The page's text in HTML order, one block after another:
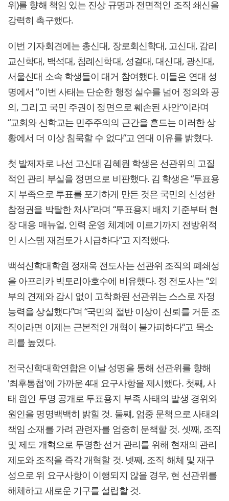
위)를 향해 책임 있는 진상 규명과 전면적인 조직 쇄신을
강력히 촉구했다.
이번 기자회견에는 총신대, 장로회신학대, 고신대, 감리
교신학대, 백석대, 침례신학대, 성결대, 대신대, 광신대,
서울신대 소속 학생들이 대거 참여했다. 이들은 연대 성
명에서 “이번 사태는 단순한 행정 실수를 넘어 정의와 공
의, 그리고 국민 주권이 정면으로 훼손된 사안”이라며
“교회와 신학교는 민주주의의 근간을 흔드는 이러한 상
황에서 더 이상 침묵할 수 없다”고 연대 이유를 밝혔다.
첫 발제자로 나선 고신대 김혜원 학생은 선관위의 고질
적인 관리 부실을 정면으로 비판했다. 김 학생은 “투표용
지 부족으로 투표를 포기하게 만든 것은 국민의 신성한
참정권을 박탈한 처사”라며 “투표용지 배치 기준부터 현
장 대응 매뉴얼, 인력 운영 체계에 이르기까지 전방위적
인 시스템 재검토가 시급하다”고 지적했다.
백석신학대학원 정재욱 전도사는 선관위 조직의 폐쇄성
을 아프리카 빅토리아호수에 비유했다. 정 전도사는 “외
부의 견제와 감시 없이 고착화된 선관위는 스스로 자정
능력을 상실했다”며 “국민의 절반 이상이 신뢰를 거둔 조
직이라면 이제는 근본적인 개혁이 불가피하다“고 목소
리를 높였다.
전국신학대학연합은 이날 성명을 통해 선관위를 향해
'최후통첩'에 가까운 4대 요구사항을 제시했다. 첫째, 사
태 원인 투명 공개로 투표용지 부족 사태의 발생 경위와
원인을 명명백백히 밝힐 것. 둘쨰, 엄중 문책으로 사태의
책임 소재를 가려 관련자를 엄중히 문책할 것. 셋째, 조직
및 제도 개혁으로 투명한 선거 관리를 위해 현재의 관리
제도와 조직을 즉각 개혁할 것. 넷째, 조직 해체 및 재구
성으로 위 요구사항이 이행되지 않을 경우, 현 선관위를
해체하고 새로운 기구를 설립할 것.